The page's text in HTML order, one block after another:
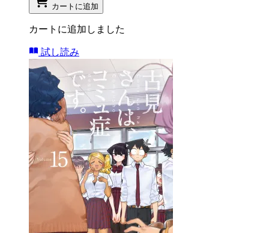
カートに追加
カートに追加しました
試し読み